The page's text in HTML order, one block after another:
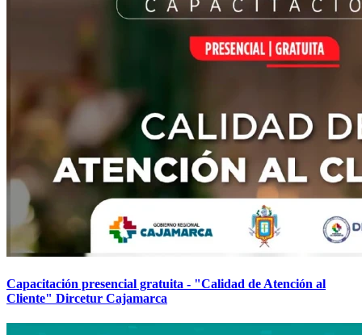
Capacitación presencial gratuita - "Calidad de Atención al
Cliente" Dircetur Cajamarca